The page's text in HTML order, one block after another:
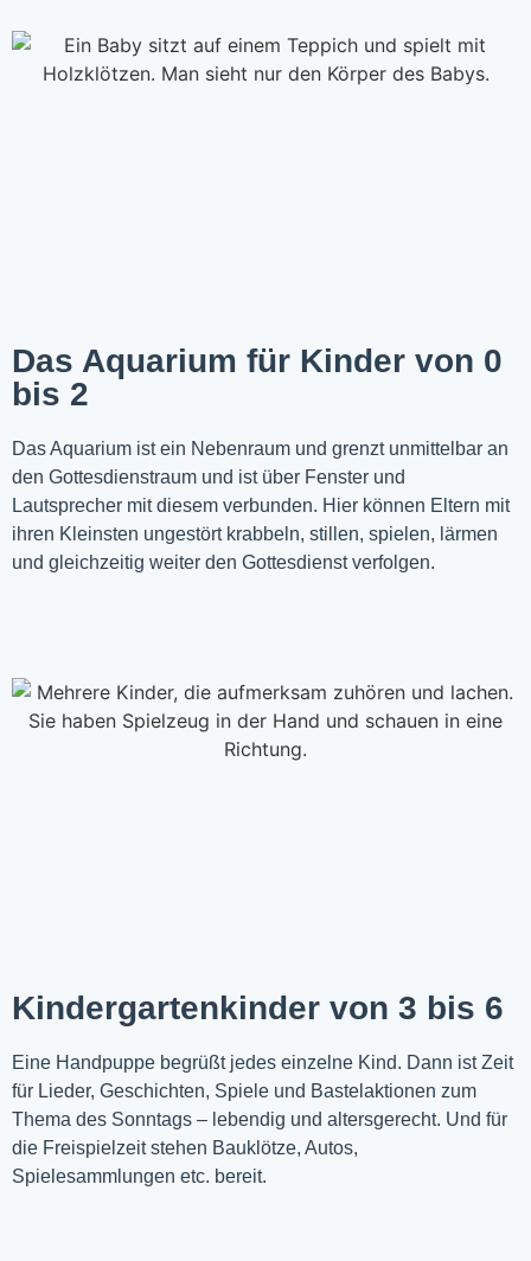
Das Aquarium für Kinder von 0
bis 2
Das Aquarium ist ein Nebenraum und grenzt unmittelbar an
den Gottesdienstraum und ist über Fenster und
Lautsprecher mit diesem verbunden. Hier können Eltern mit
ihren Kleinsten ungestört krabbeln, stillen, spielen, lärmen
und gleichzeitig weiter den Gottesdienst verfolgen.
Kindergartenkinder von 3 bis 6
Eine Handpuppe begrüßt jedes einzelne Kind. Dann ist Zeit
für Lieder, Geschichten, Spiele und Bastelaktionen zum
Thema des Sonntags – lebendig und altersgerecht. Und für
die Freispielzeit stehen Bauklötze, Autos,
Spielesammlungen etc. bereit.